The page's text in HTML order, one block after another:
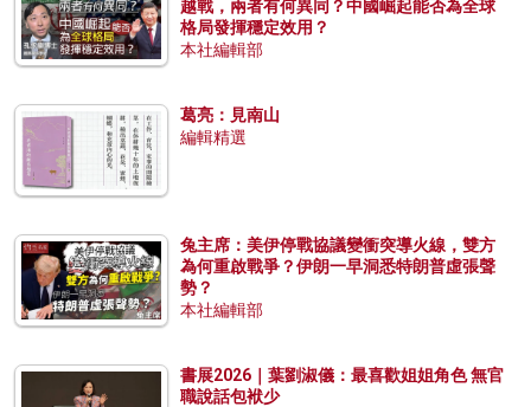
越戰，兩者有何異同？中國崛起能否為全球
格局發揮穩定效用？
本社編輯部
葛亮：見南山
編輯精選
兔主席：美伊停戰協議變衝突導火線，雙方
為何重啟戰爭？伊朗一早洞悉特朗普虛張聲
勢？
本社編輯部
書展2026｜葉劉淑儀：最喜歡姐姐角色 無官
職說話包袱少